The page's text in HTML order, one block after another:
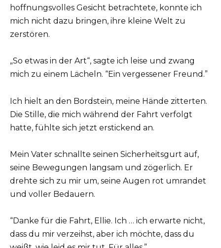
hoffnungsvolles Gesicht betrachtete, konnte ich
mich nicht dazu bringen, ihre kleine Welt zu
zerstören.
„So etwas in der Art“, sagte ich leise und zwang
mich zu einem Lächeln. “Ein vergessener Freund.”
Ich hielt an den Bordstein, meine Hände zitterten.
Die Stille, die mich während der Fahrt verfolgt
hatte, fühlte sich jetzt erstickend an.
Mein Vater schnallte seinen Sicherheitsgurt auf,
seine Bewegungen langsam und zögerlich. Er
drehte sich zu mir um, seine Augen rot umrandet
und voller Bedauern.
“Danke für die Fahrt, Ellie. Ich … ich erwarte nicht,
dass du mir verzeihst, aber ich möchte, dass du